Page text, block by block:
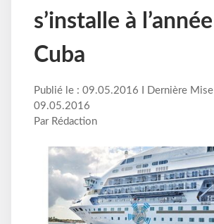
s’installe à
Cuba
Publié le : 09.05.2016 I Dernière
09.05.2016
Par Rédaction